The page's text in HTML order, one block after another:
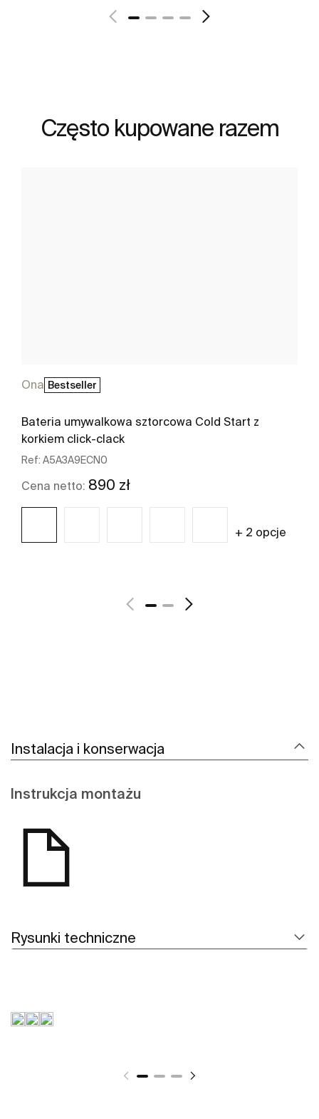
Często kupowane razem
Ona Bestseller
Bateria umywalkowa sztorcowa Cold Start z
korkiem click-clack
Ref: A5A3A9ECN0
Cena netto: 890 zł
+ 2 opcje
Instalacja i konserwacja
Instrukcja montażu
Rysunki techniczne